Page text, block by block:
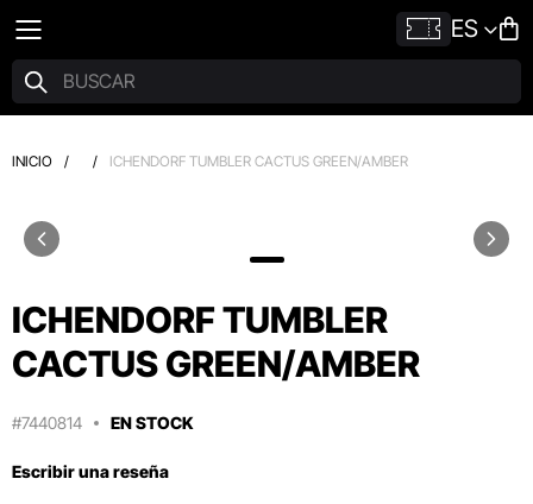
ES
INICIO / / ICHENDORF TUMBLER CACTUS GREEN/AMBER
ICHENDORF TUMBLER
CACTUS GREEN/AMBER
#7440814 EN STOCK
Escribir una reseña